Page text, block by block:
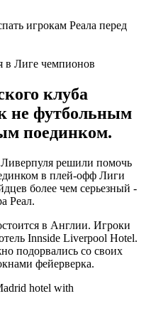
в Лиге чемпионов
клуба
не футбольным
поединком.
решили помочь
в плей-офф Лиги
более чем серьезный -
Реал.
в Англии. Игроки
Innside Liverpool Hotel.
подорвались со своих
фейерверка.
hotel with